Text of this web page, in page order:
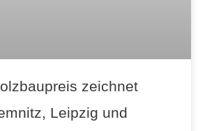
zeichnet
Leipzig und